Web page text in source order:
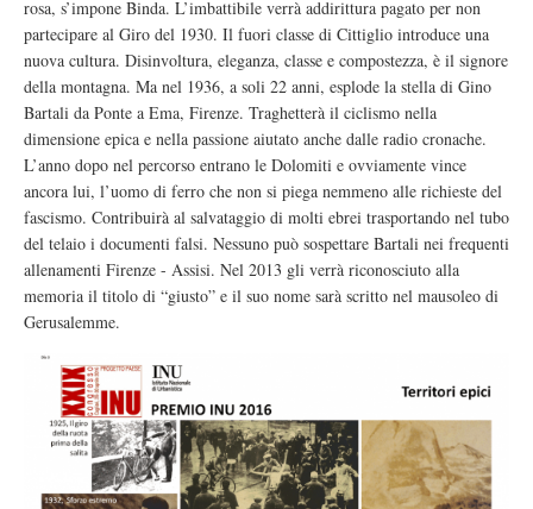
rosa, s’impone Binda. L’imbattibile verrà addirittura pagato per non
partecipare al Giro del 1930. Il fuori classe di Cittiglio introduce una
nuova cultura. Disinvoltura, eleganza, classe e compostezza, è il signore
della montagna. Ma nel 1936, a soli 22 anni, esplode la stella di Gino
Bartali da Ponte a Ema, Firenze. Traghetterà il ciclismo nella
dimensione epica e nella passione aiutato anche dalle radio cronache.
L’anno dopo nel percorso entrano le Dolomiti e ovviamente vince
ancora lui, l’uomo di ferro che non si piega nemmeno alle richieste del
fascismo. Contribuirà al salvataggio di molti ebrei trasportando nel tubo
del telaio i documenti falsi. Nessuno può sospettare Bartali nei frequenti
allenamenti Firenze - Assisi. Nel 2013 gli verrà riconosciuto alla
memoria il titolo di “giusto” e il suo nome sarà scritto nel mausoleo di
Gerusalemme.